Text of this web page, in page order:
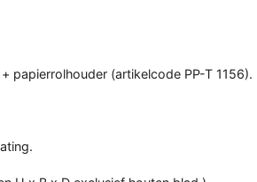
papierrolhouder (artikelcode PP-T 1156).